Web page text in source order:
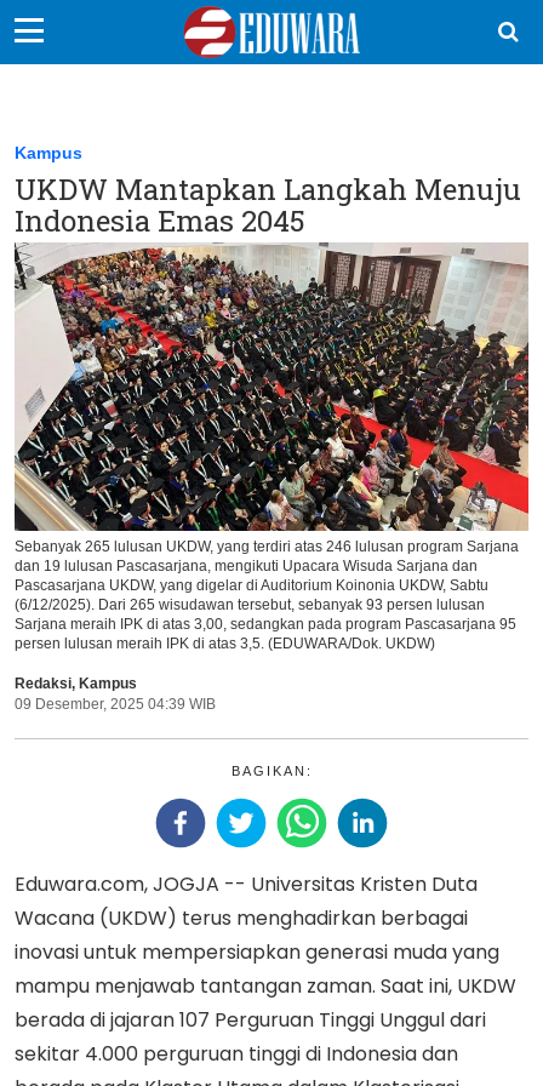
Sekolah Kita
Vokasi
Kampus
Idea
Sains
EduDana
Ikuti Kami di:
Kampus
UKDW Mantapkan Langkah Menuju
Indonesia Emas 2045
Sebanyak 265 lulusan UKDW, yang terdiri atas 246 lulusan program Sarjana
dan 19 lulusan Pascasarjana, mengikuti Upacara Wisuda Sarjana dan
Pascasarjana UKDW, yang digelar di Auditorium Koinonia UKDW, Sabtu
(6/12/2025). Dari 265 wisudawan tersebut, sebanyak 93 persen lulusan
Sarjana meraih IPK di atas 3,00, sedangkan pada program Pascasarjana 95
persen lulusan meraih IPK di atas 3,5. (EDUWARA/Dok. UKDW)
Redaksi, Kampus
09 Desember, 2025 04:39 WIB
BAGIKAN:
Eduwara.com, JOGJA -- Universitas Kristen Duta
Wacana (UKDW) terus menghadirkan berbagai
inovasi untuk mempersiapkan generasi muda yang
mampu menjawab tantangan zaman. Saat ini, UKDW
berada di jajaran 107 Perguruan Tinggi Unggul dari
sekitar 4.000 perguruan tinggi di Indonesia dan